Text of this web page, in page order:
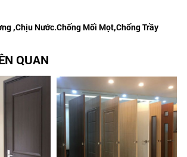
,Chịu Nước.Chống Mối Mọt,Chống Trầy
QUAN